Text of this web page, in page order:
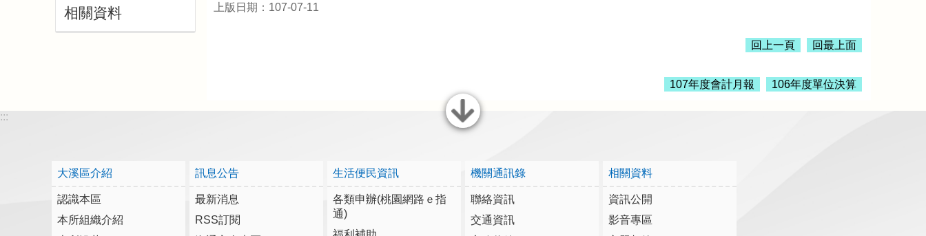
相關資料 上版日期：107-07-11
回上一頁 回最上面
107年度會計月報 106年度單位決算
關閉
:::
大溪區介紹
認識本區
本所組織介紹
訊息公告
最新消息
RSS訂閱
生活便民資訊
各類申辦(桃園網路ｅ指
通)
機關通訊錄
聯絡資訊
交通資訊
相關資料
資訊公開
影音專區